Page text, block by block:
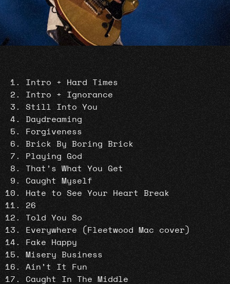
Intro + Hard Times
Intro + Ignorance
Still Into You
Daydreaming
Forgiveness
Brick By Boring Brick
Playing God
That’s What You Get
Caught Myself
Hate to See Your Heart Break
26
Told You So
Everywhere (Fleetwood Mac cover)
Fake Happy
Misery Business
Ain’t It Fun
Caught In The Middle